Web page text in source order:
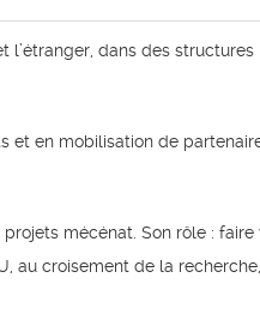
dans des
et en mobilisation de
mécénat. Son rôle : faire
au croisement de la